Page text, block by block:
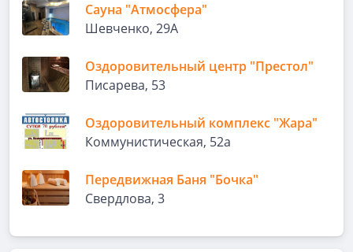
Сауна "Атмосфера"
Шевченко, 29А
Оздоровительный центр "Престол"
Писарева, 53
Оздоровительный комплекс "Жара"
Коммунистическая, 52а
Передвижная Баня "Бочка"
Свердлова, 3